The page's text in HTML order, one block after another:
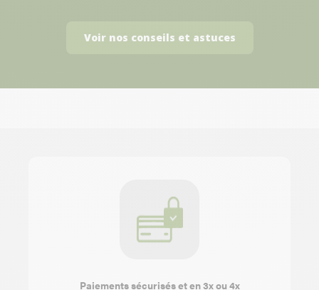
Voir nos conseils et astuces
Paiements sécurisés et en 3x ou 4x